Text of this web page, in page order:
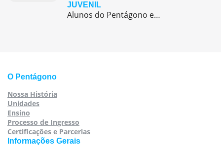
JUVENIL
Alunos do Pentágono embarcaram para a Europa, onde participaram de duas das maiores competições internacionais de futebol juvenil
O Pentágono
Nossa História
Unidades
Ensino
Processo de Ingresso
Certificações e Parcerias
Informações Gerais